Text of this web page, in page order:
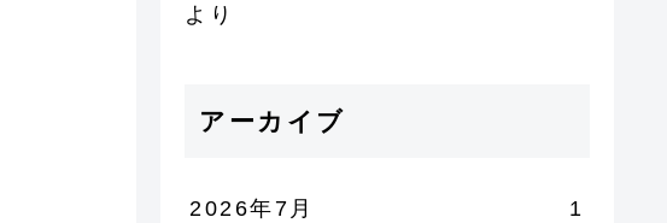
より
アーカイブ
2026年7月 1